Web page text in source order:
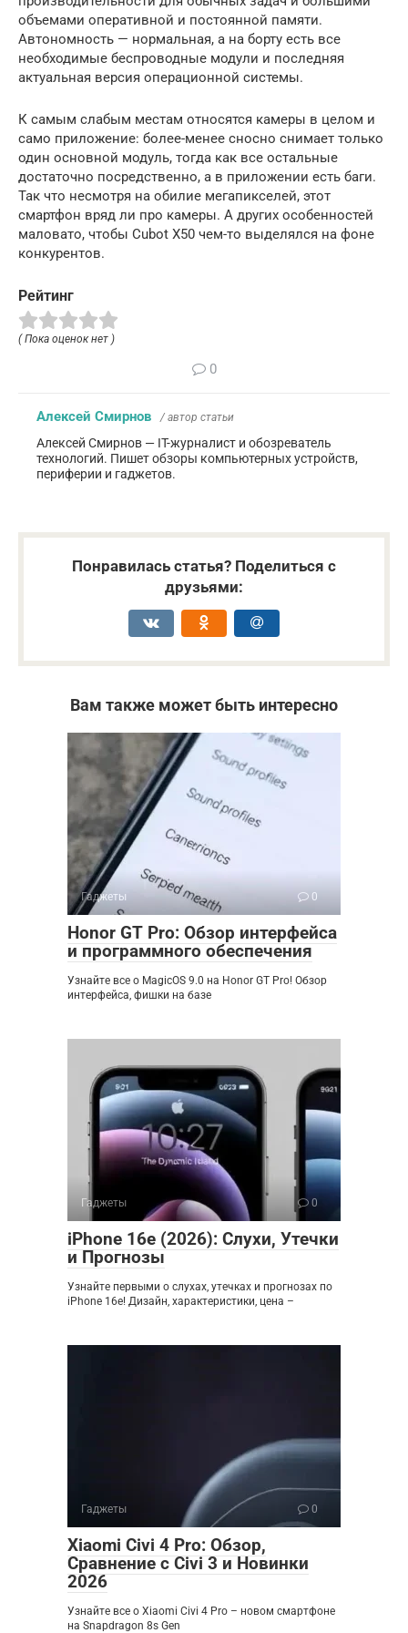
объемами оперативной и постоянной памяти.
Автономность — нормальная, а на борту есть все
необходимые беспроводные модули и последняя
актуальная версия операционной системы.
К самым слабым местам относятся камеры в целом и
само приложение: более-менее сносно снимает только
один основной модуль, тогда как все остальные
достаточно посредственно, а в приложении есть баги.
Так что несмотря на обилие мегапикселей, этот
смартфон вряд ли про камеры. А других особенностей
маловато, чтобы Cubot X50 чем-то выделялся на фоне
конкурентов.
Рейтинг
( Пока оценок нет )
0
Алексей Смирнов / автор статьи
Алексей Смирнов — IT-журналист и обозреватель
технологий. Пишет обзоры компьютерных устройств,
периферии и гаджетов.
Понравилась статья? Поделиться с
друзьями:
Вам также может быть интересно
Гаджеты 0
Honor GT Pro: Обзор интерфейса
и программного обеспечения
Узнайте все о MagicOS 9.0 на Honor GT Pro! Обзор
интерфейса, фишки на базе
Гаджеты 0
iPhone 16e (2026): Слухи, Утечки
и Прогнозы
Узнайте первыми о слухах, утечках и прогнозах по
iPhone 16e! Дизайн, характеристики, цена –
Гаджеты 0
Xiaomi Civi 4 Pro: Обзор,
Сравнение с Civi 3 и Новинки
2026
Узнайте все о Xiaomi Civi 4 Pro – новом смартфоне
на Snapdragon 8s Gen